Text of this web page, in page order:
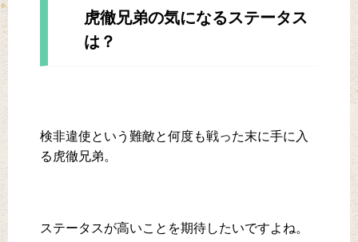
虎徹兄弟の気になるステータス
は？
検非違使という難敵と何度も戦った末に手に入
る虎徹兄弟。
ステータスが高いことを期待したいですよね。